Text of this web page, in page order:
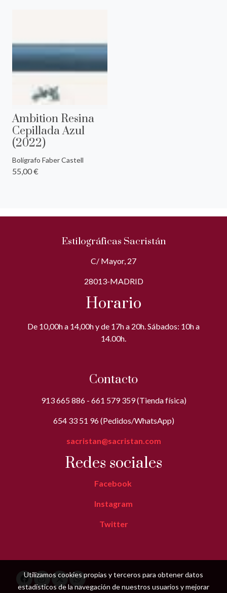
Ambition Resina
Cepillada Azul
(2022)
Bolígrafo Faber Castell
55,00 €
Estilográficas Sacristán
C/ Mayor, 27
28013-MADRID
Horario
De 10,00h a 14,00h y de 17h a 20h. Sábados: 10h a
14.00h.
Contacto
913 665 886 - 661 579 359 (Tienda física)
654 33 51 96 (Pedidos/WhatsApp)
sacristan@sacristan.com
Redes sociales
Facebook
Instagram
Twitter
Utilizamos cookies propias y terceros para obtener datos
estadísticos de la navegación de nuestros usuarios y mejorar